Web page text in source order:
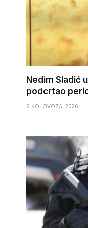
Nedim Sladić
podcrtao
6 KOLOVOZA, 2026